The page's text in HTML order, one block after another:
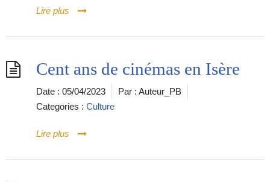
Lire plus
Cent ans de cinémas en Isère
Date : 05/04/2023 Par : Auteur_PB
Categories : Culture
Lire plus